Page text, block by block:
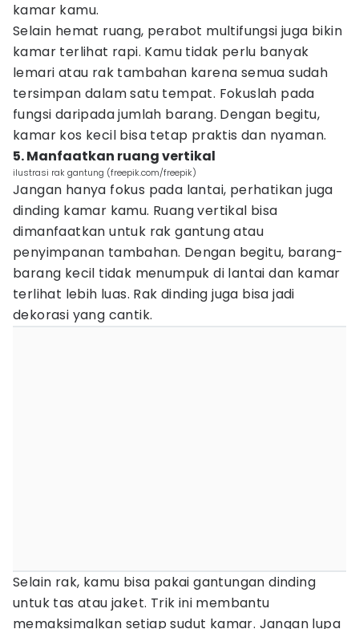
kamar kamu.
Selain hemat ruang, perabot multifungsi juga bikin
kamar terlihat rapi. Kamu tidak perlu banyak
lemari atau rak tambahan karena semua sudah
tersimpan dalam satu tempat. Fokuslah pada
fungsi daripada jumlah barang. Dengan begitu,
kamar kos kecil bisa tetap praktis dan nyaman.
5. Manfaatkan ruang vertikal
ilustrasi rak gantung (freepik.com/freepik)
Jangan hanya fokus pada lantai, perhatikan juga
dinding kamar kamu. Ruang vertikal bisa
dimanfaatkan untuk rak gantung atau
penyimpanan tambahan. Dengan begitu, barang-
barang kecil tidak menumpuk di lantai dan kamar
terlihat lebih luas. Rak dinding juga bisa jadi
dekorasi yang cantik.
Selain rak, kamu bisa pakai gantungan dinding
untuk tas atau jaket. Trik ini membantu
memaksimalkan setiap sudut kamar. Jangan lupa